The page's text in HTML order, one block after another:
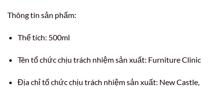
Thông tin sản phẩm:
Thể tích: 500ml
Tên tổ chức chịu trách nhiệm sản xuất: Furniture Clinic
Địa chỉ tổ chức chịu trách nhiệm sản xuất: New Castle,